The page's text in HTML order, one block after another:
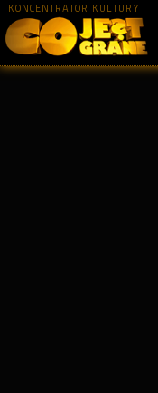
KONCENTRATOR KULTURY